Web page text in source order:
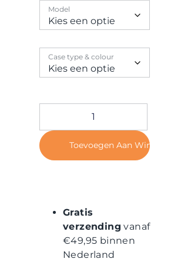
Model
Case type & colour
Toevoegen Aan
Gratis
verzending vanaf
€49,95 binnen
Nederland